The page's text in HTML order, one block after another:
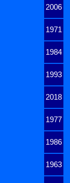
2006
1971
1984
1993
2018
1977
1986
1963